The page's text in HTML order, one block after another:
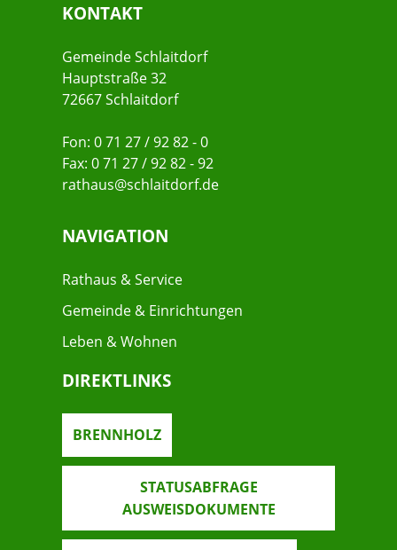
KONTAKT
Gemeinde Schlaitdorf
Hauptstraße 32
72667 Schlaitdorf
Fon: 0 71 27 / 92 82 - 0
Fax: 0 71 27 / 92 82 - 92
rathaus@schlaitdorf.de
NAVIGATION
Rathaus & Service
Gemeinde & Einrichtungen
Leben & Wohnen
DIREKTLINKS
BRENNHOLZ
STATUSABFRAGE
AUSWEISDOKUMENTE